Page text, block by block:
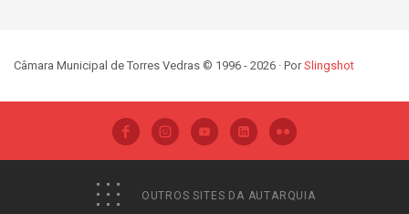
Câmara Municipal de Torres Vedras © 1996 - 2026 · PorSlingshot
OUTROS SITES DA AUTARQUIA